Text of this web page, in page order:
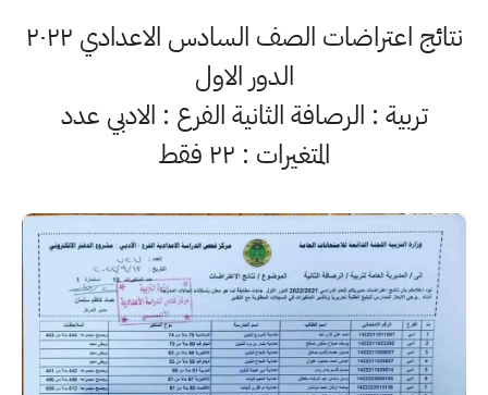
نتائج اعتراضات الصف السادس الاعدادي ٢٠٢٢
الدور الاول
تربية : الرصافة الثانية الفرع : الادبي عدد
المتغيرات : ٢٢ فقط